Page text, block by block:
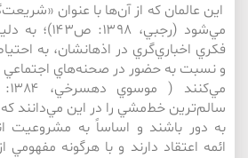
اين عالمان كه از آن‌‌ها با عنوان
مي‌شود (رجبي،
فكري اخباري‌گري در اذهانشان، به
و نسبت به حضور در صحنه‌هاي
سالم‌ترين خط‌مشي را در اين مي‌دانند
به دور باشند و اساساً به مشروعيت
ائمه اعتقاد دارند و با هرگونه